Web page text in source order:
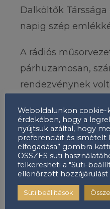
Dalköltők
napig szép
A rádiós
párhuzamosan,
rendezvénynek
önkormányzati
divatbemutatókon
fesztiválokig és
„Több mint”
pedig sok száz
Weboldalunkon cookie-
érdekében, hogy a
nyújtsuk azáltal, hogy
preferenciáit és ismételt
elfogadása” gombra
ÖSSZES süti
felkeresheti a "Süti-
ellenőrzött hozzájárulást
Süti beállítások